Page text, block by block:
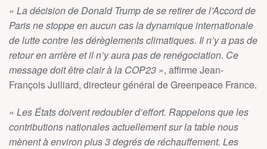
« La décision de Donald Trump de se retirer de l’Accord de
Paris ne stoppe en aucun cas la dynamique internationale
de lutte contre les dérèglements climatiques. Il n’y a pas de
retour en arrière et il n’y aura pas de renégociation. Ce
message doit être clair à la COP23 », affirme Jean-
François Julliard, directeur général de Greenpeace France.
« LesÉtatsdoivent redoubler d’effort. Rappelons que les
contributions nationales actuellement sur la table nous
mènent à environ plus 3 degrés de réchauffement. Les